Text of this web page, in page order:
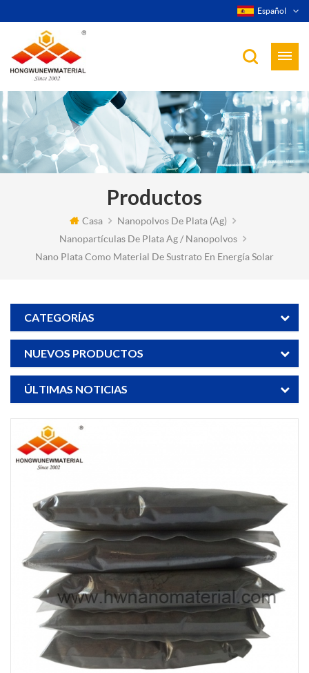
Español
Productos
Casa
Nanopolvos De Plata (ag)
Nanopartículas De Plata Ag / Nanopolvos
Nano Plata Como Material De Sustrato En Energía Solar
CATEGORÍAS
NUEVOS PRODUCTOS
ÚLTIMAS NOTICIAS